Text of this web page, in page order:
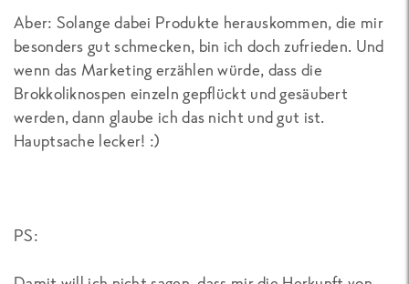
Aber: Solange dabei Produkte herauskommen, die mir
besonders gut schmecken, bin ich doch zufrieden. Und
wenn das Marketing erzählen würde, dass die
Brokkoliknospen einzeln gepflückt und gesäubert
werden, dann glaube ich das nicht und gut ist.
Hauptsache lecker! :)
PS: